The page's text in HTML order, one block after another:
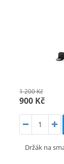
1 200 Kč
900 Kč
Držák na